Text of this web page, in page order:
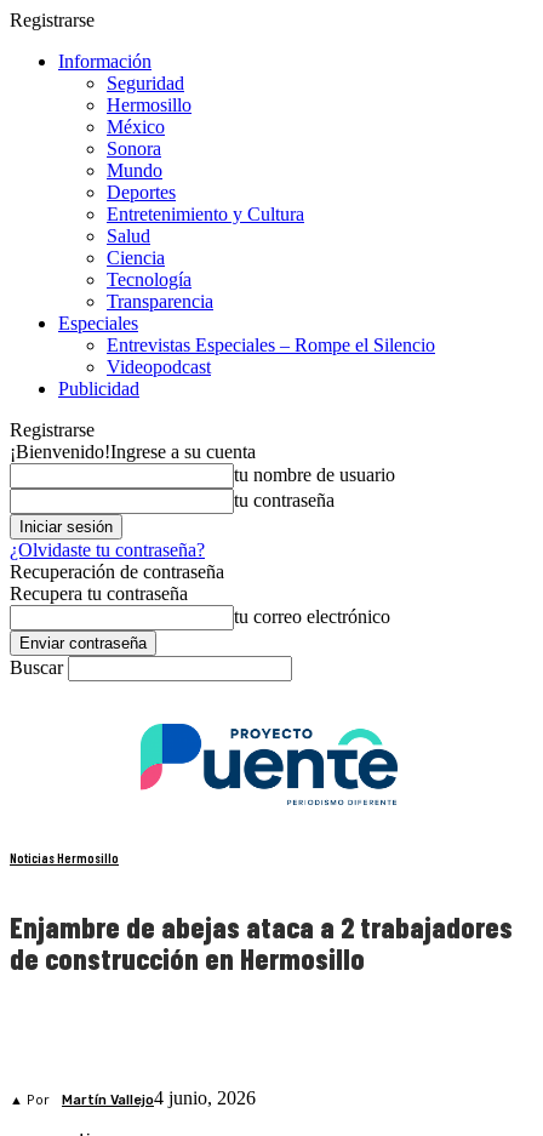
Registrarse
Información
Seguridad
Hermosillo
México
Sonora
Mundo
Deportes
Entretenimiento y Cultura
Salud
Ciencia
Tecnología
Transparencia
Especiales
Entrevistas Especiales – Rompe el Silencio
Videopodcast
Publicidad
Registrarse
¡Bienvenido!Ingrese a su cuenta
tu nombre de usuario
tu contraseña
¿Olvidaste tu contraseña?
Recuperación de contraseña
Recupera tu contraseña
tu correo electrónico
Buscar
Noticias Hermosillo
Enjambre de abejas ataca a 2 trabajadores
de construcción en Hermosillo
▲ Por Martín Vallejo4 junio, 2026